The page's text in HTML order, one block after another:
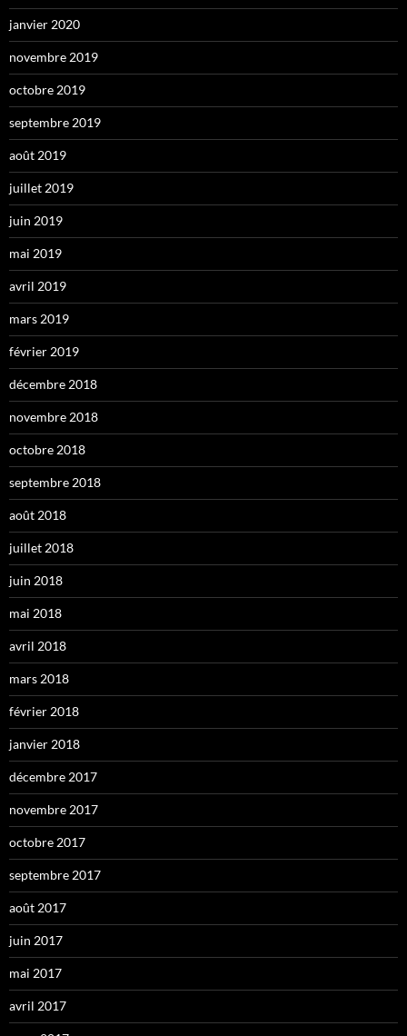
janvier 2020
novembre 2019
octobre 2019
septembre 2019
août 2019
juillet 2019
juin 2019
mai 2019
avril 2019
mars 2019
février 2019
décembre 2018
novembre 2018
octobre 2018
septembre 2018
août 2018
juillet 2018
juin 2018
mai 2018
avril 2018
mars 2018
février 2018
janvier 2018
décembre 2017
novembre 2017
octobre 2017
septembre 2017
août 2017
juin 2017
mai 2017
avril 2017